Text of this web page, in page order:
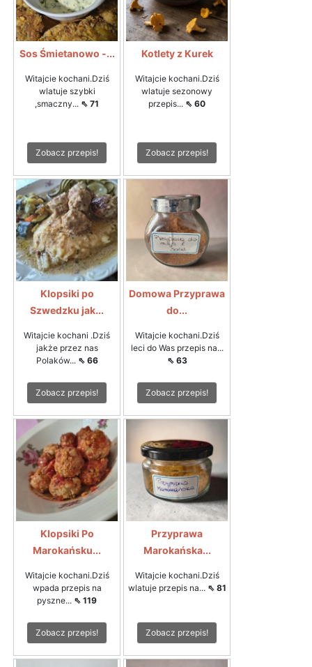
Sos Śmietanowo -...
Witajcie kochani.Dziś
wlatuje szybki
,smaczny... ⇖ 71
Zobacz przepis!
Kotlety z Kurek
Witajcie kochani.Dziś
wlatuje sezonowy
przepis... ⇖ 60
Zobacz przepis!
Klopsiki po
Szwedzku jak...
Witajcie kochani .Dziś
jakże przez nas
Polaków... ⇖ 66
Zobacz przepis!
Domowa Przyprawa
do...
Witajcie kochani.Dziś
leci do Was przepis na...
⇖ 63
Zobacz przepis!
Klopsiki Po
Marokańsku...
Witajcie kochani.Dziś
wpada przepis na
pyszne... ⇖ 119
Zobacz przepis!
Przyprawa
Marokańska...
Witajcie kochani.Dziś
wlatuje przepis na... ⇖ 81
Zobacz przepis!